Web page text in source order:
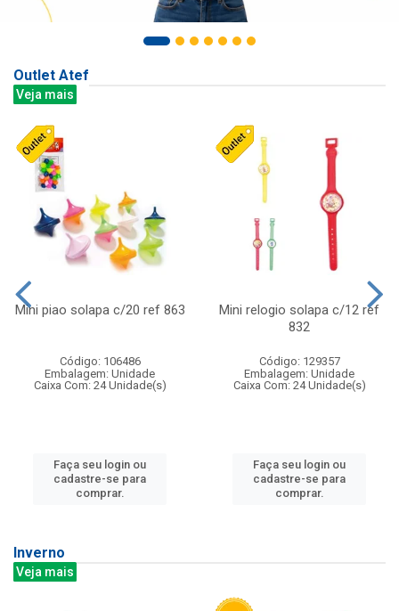
Outlet Atef
Veja mais
Mini piao solapa c/20 ref 863
Código: 106486
Embalagem: Unidade
Caixa Com: 24 Unidade(s)
Faça seu login ou
cadastre-se para
comprar.
Mini relogio solapa c/12 ref
832
Código: 129357
Embalagem: Unidade
Caixa Com: 24 Unidade(s)
Faça seu login ou
cadastre-se para
comprar.
Inverno
Veja mais